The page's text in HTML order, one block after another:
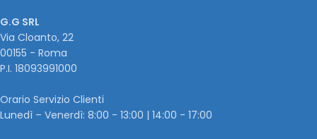
G.G SRL
Via Cloanto, 22
00155 - Roma
P.I. ‭18093991000
Orario Servizio Clienti
Lunedì – Venerdì: 8:00 - 13:00 | 14:00 - 17:00